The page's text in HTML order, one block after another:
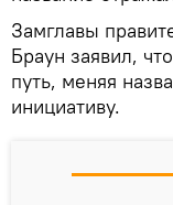
Замглавы
Браун заявил,
путь, меняя
инициативу.